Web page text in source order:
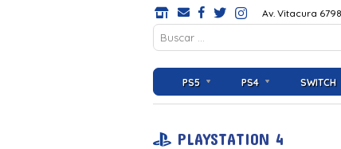
Av. Vitacura
PS5 PS4 SWITCH
PLAYSTATION 4